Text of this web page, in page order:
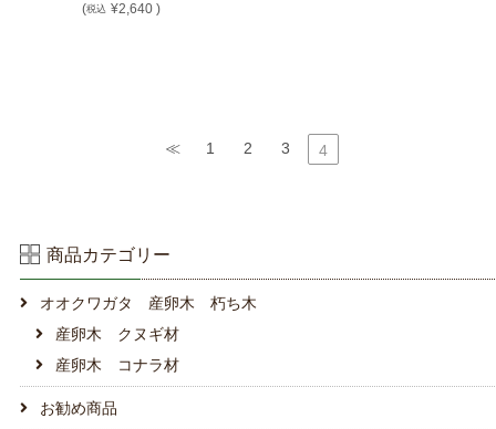
(税込 ¥2,640 )
≪ 1 2 3 4
商品カテゴリー
オオクワガタ 産卵木 朽ち木
産卵木 クヌギ材
産卵木 コナラ材
お勧め商品